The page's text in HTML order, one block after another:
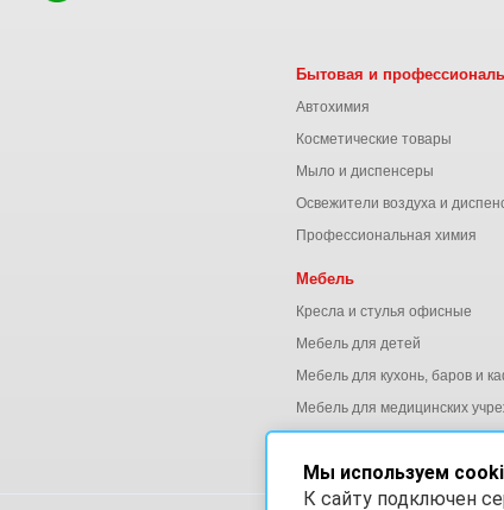
Бытовая и
Автохимия
Косметические товары
Мыло и диспенсеры
Освежители воздуха и
Профессиональная химия
Мебель
Кресла и стулья офисные
Мебель для детей
Мебель для кухонь, баров и
Мебель для медицинских
Мы используем
К сайту подключен